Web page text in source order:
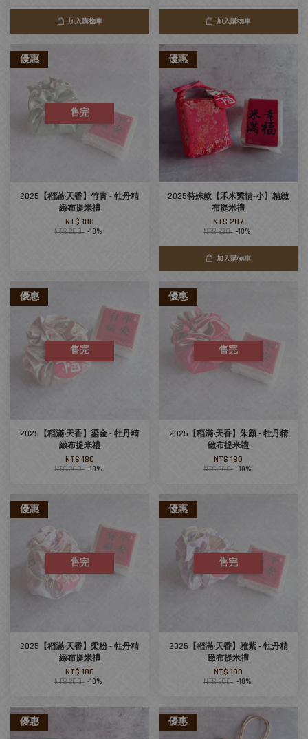
加入購物車 加入購物車
優惠
售完
2025【稻滿‧天香】竹青 - 牡丹精
緻布提米禮
NT$ 180
NT$ 200 -10%
優惠
2025特殊款【禾米繫情-小】精緻
布提米禮
NT$ 207
NT$ 230 -10%
加入購物車
優惠
售完
2025【稻滿‧天香】鎏金 - 牡丹精
緻布提米禮
NT$ 180
NT$ 200 -10%
優惠
售完
2025【稻滿‧天香】朱顏 - 牡丹精
緻布提米禮
NT$ 180
NT$ 200 -10%
優惠
售完
2025【稻滿‧天香】柔粉 - 牡丹精
緻布提米禮
NT$ 180
NT$ 200 -10%
優惠
售完
2025【稻滿‧天香】雅紫 - 牡丹精
緻布提米禮
NT$ 180
NT$ 200 -10%
優惠 優惠